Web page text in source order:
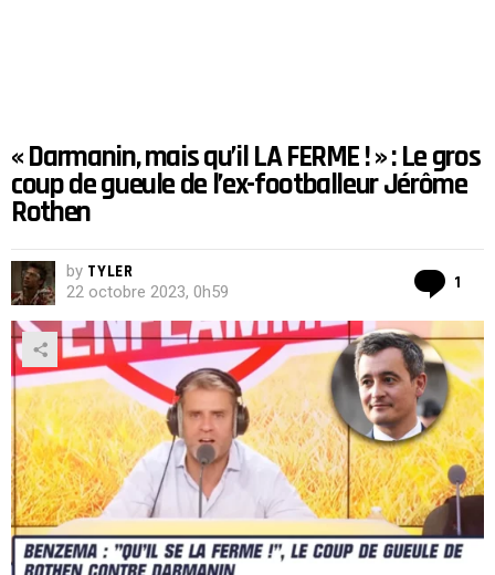
« Darmanin, mais qu’il LA FERME ! » : Le gros
coup de gueule de l’ex-footballeur Jérôme
Rothen
by TYLER
22 octobre 2023, 0h59 1